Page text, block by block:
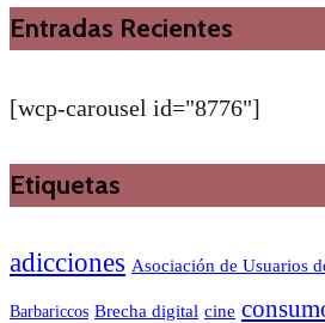
Entradas Recientes
[wcp-carousel id="8776"]
Etiquetas
adicciones Asociación de Usuarios
Barbariccos Brecha digital cine